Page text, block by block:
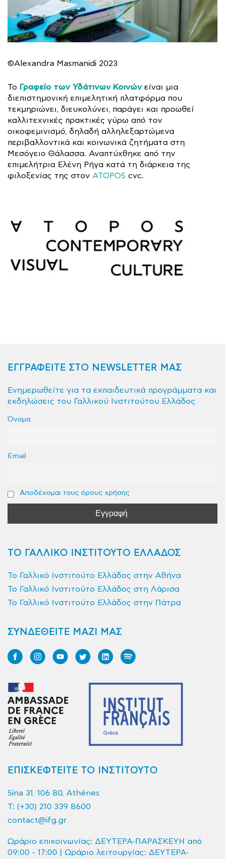
©Alexandra Masmanidi 2023
Το Γραφείο των Υδάτινων Κοινώνείναι μια
διεπιστημονική επιμελητική πλατφόρμα που
τεκμηριώνει, διευκολύνει, παράγει και προωθεί
καλλιτεχνικές πρακτικές γύρω από τον
οικοφεμινισμό, δηλαδή αλληλεξαρτώμενα
περιβαλλοντικά και κοινωνικά ζητήματα στη
Μεσόγειο Θάλασσα. Αναπτύχθηκε από την
επιμελήτρια Ελένη Ρήγα κατά τη διάρκεια της
φιλοξενίας της στον ATOPOS cvc.
ΕΓΓΡΑΦΕΙΤΕ ΣΤΟ NEWSLETTER ΜΑΣ
Ενημερωθείτε για τα εκπαιδευτικά προγράμματα και
εκδηλώσεις του Γαλλικού Ινστιτούτου Ελλάδος
Όνομα
Email
Αποδέχομαι τους όρους χρήσης
ΤΟ ΓΑΛΛΙΚΟ ΙΝΣΤΙΤΟΥΤΟ ΕΛΛΑΔΟΣ
Το Γαλλικό Ινστιτούτο Ελλάδος στην Αθήνα
Το Γαλλικό Ινστιτούτο Ελλάδος στη Λάρισα
Το Γαλλικό Ινστιτούτο Ελλάδος στην Πάτρα
ΣΥΝΔΕΘΕΙΤΕ ΜΑΖΙ ΜΑΣ
ΕΠΙΣΚΕΦΤΕΙΤΕ ΤΟ ΙΝΣΤΙΤΟΥΤΟ
Sina 31, 106 80, Athènes
T: (+30) 210 339 8600
contact@ifg.gr
Ωράριο επικοινωνίας: ΔΕΥΤΕΡΑ-ΠΑΡΑΣΚΕΥΗ από
09:00 - 17:00 | Ωράριο λειτουργίας: ΔΕΥΤΕΡΑ-